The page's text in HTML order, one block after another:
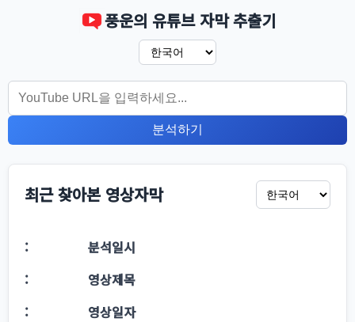
풍운의 유튜브 자막 추출기
분석하기
최근 찾아본 영상자막
분석일시
영상제목
영상일자